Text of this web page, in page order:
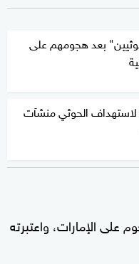
بعد هجومهم على
لاستهداف الحوثي منشآت
على الإمارات، واعتبرته